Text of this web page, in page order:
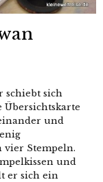
schiebt sich
Übersichtskarte
und
vier Stempeln.
und
er sich ein